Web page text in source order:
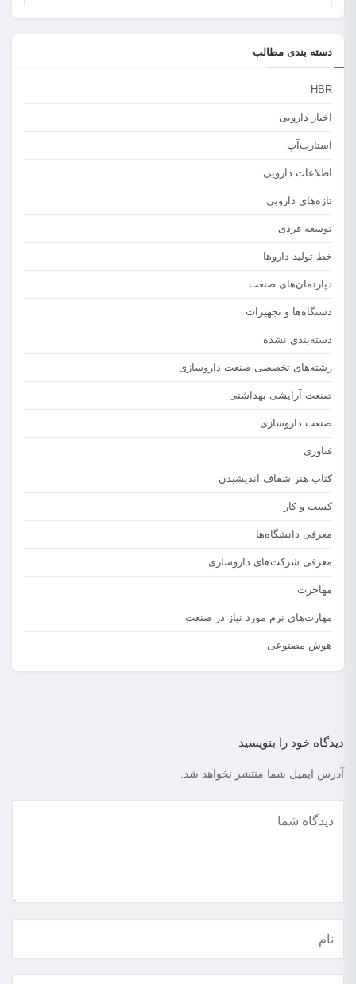
دسته بندی مطالب
HBR
اخبار دارویی
استارت‌آپ
اطلاعات دارویی
تازه‌های دارویی
توسعه فردی
خط تولید داروها
دپارتمان‌های صنعت
دستگاه‌ها و تجهیزات
دسته‌بندی نشده
رشته‌های تخصصی صنعت داروسازی
صنعت آرایشی بهداشتی
صنعت داروسازی
فناوری
کتاب هنر شفاف اندیشیدن
کسب و کار
معرفی دانشگاه‌ها
معرفی شرکت‌های داروسازی
مهاجرت
مهارت‌های نرم مورد نیاز در صنعت
هوش مصنوعی
دیدگاه خود را بنویسید
آدرس ایمیل شما منتشر نخواهد شد.